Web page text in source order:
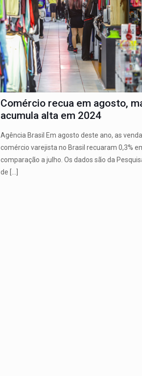
Comércio recua em agosto,
acumula alta em 2024
Agência Brasil Em agosto deste ano, as
comércio varejista no Brasil recuaram 0,3%
comparação a julho. Os dados são da
de